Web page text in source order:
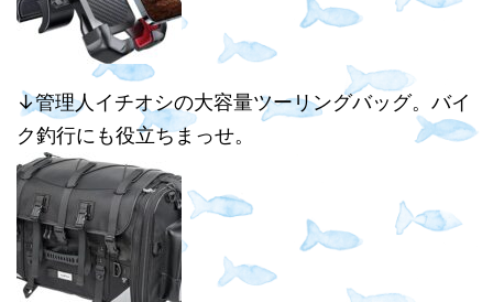
↓管理人イチオシの大容量ツーリングバッグ。バイ
ク釣行にも役立ちまっせ。